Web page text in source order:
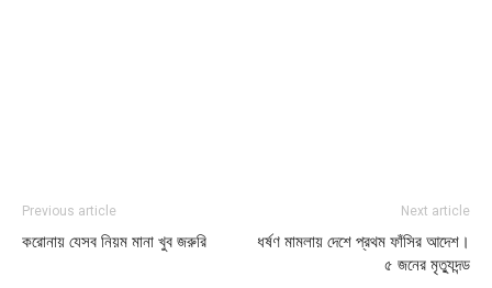
Previous article
করোনায় যেসব নিয়ম মানা খুব জরুরি
Next article
ধর্ষণ মামলায় দেশে প্রথম ফাঁসির আদেশ।
৫ জনের মৃত্যুদন্ড